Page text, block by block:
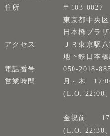
住所
〒103-0027
東京都中央
日本橋プラ
アクセス
ＪＲ東京駅
地下鉄日本
電話番号
050-2018-
営業時間
月～木
(L.O. 22:00
金祝前
(L.O. 22:30